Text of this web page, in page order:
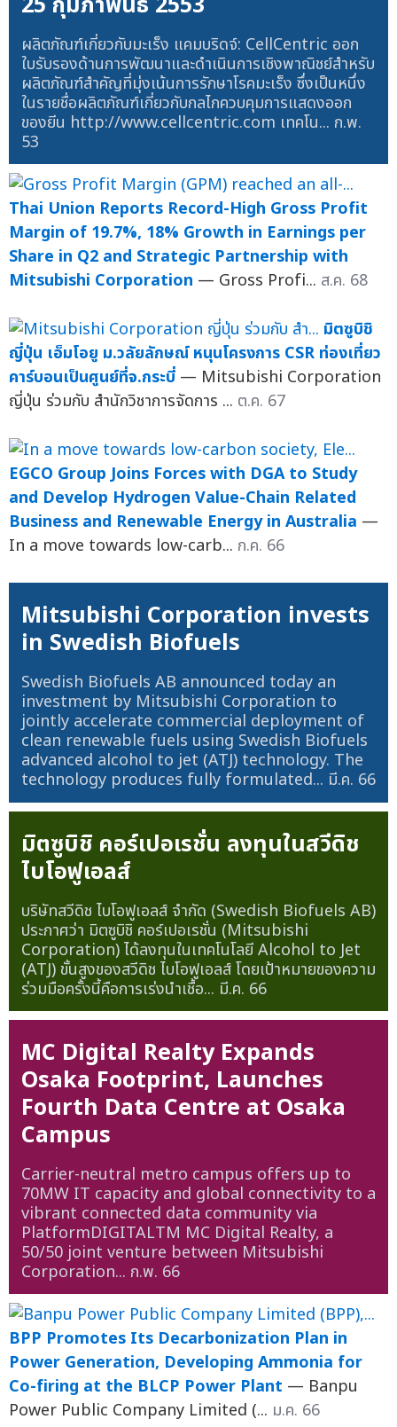
ผลิตภัณฑ์เกี่ยวกับมะเร็ง แคมบริดจ์: CellCentric ออก
ใบรับรองด้านการพัฒนาและดำเนินการเชิงพาณิชย์สำหรับ
ผลิตภัณฑ์สำคัญที่มุ่งเน้นการรักษาโรคมะเร็ง ซึ่งเป็นหนึ่ง
ในรายชื่อผลิตภัณฑ์เกี่ยวกับกลไกควบคุมการแสดงออก
ของยีน http://www.cellcentric.com เทคโน... ก.พ.
53
Thai Union Reports Record-High Gross Profit
Margin of 19.7%, 18% Growth in Earnings per
Share in Q2 and Strategic Partnership with
Mitsubishi Corporation — Gross Profi... ส.ค. 68
มิตซูบิชิ
ญี่ปุ่น เอ็มโอยู ม.วลัยลักษณ์ หนุนโครงการ CSR ท่องเที่ยว
คาร์บอนเป็นศูนย์ที่จ.กระบี่ — Mitsubishi Corporation
ญี่ปุ่น ร่วมกับ สำนักวิชาการจัดการ ... ต.ค. 67
EGCO Group Joins Forces with DGA to Study
and Develop Hydrogen Value-Chain Related
Business and Renewable Energy in Australia —
In a move towards low-carb... ก.ค. 66
Mitsubishi Corporation invests
in Swedish Biofuels
Swedish Biofuels AB announced today an
investment by Mitsubishi Corporation to
jointly accelerate commercial deployment of
clean renewable fuels using Swedish Biofuels
advanced alcohol to jet (ATJ) technology. The
technology produces fully formulated... มี.ค. 66
มิตซูบิชิ คอร์เปอเรชั่น ลงทุนในสวีดิช
ไบโอฟูเอลส์
บริษัทสวีดิช ไบโอฟูเอลส์ จำกัด (Swedish Biofuels AB)
ประกาศว่า มิตซูบิชิ คอร์เปอเรชั่น (Mitsubishi
Corporation) ได้ลงทุนในเทคโนโลยี Alcohol to Jet
(ATJ) ขั้นสูงของสวีดิช ไบโอฟูเอลส์ โดยเป้าหมายของความ
ร่วมมือครั้งนี้คือการเร่งนำเชื้อ... มี.ค. 66
MC Digital Realty Expands
Osaka Footprint, Launches
Fourth Data Centre at Osaka
Campus
Carrier-neutral metro campus offers up to
70MW IT capacity and global connectivity to a
vibrant connected data community via
PlatformDIGITALTM MC Digital Realty, a
50/50 joint venture between Mitsubishi
Corporation... ก.พ. 66
BPP Promotes Its Decarbonization Plan in
Power Generation, Developing Ammonia for
Co-firing at the BLCP Power Plant — Banpu
Power Public Company Limited (... ม.ค. 66